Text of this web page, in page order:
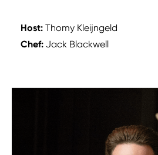
Host: Thomy Kleijngeld
Chef: Jack Blackwell